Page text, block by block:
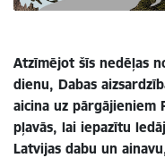
Atzīmējot šīs nedēļas
dienu, Dabas
aicina uz pārgājieniem
pļavās, lai iepazītu
Latvijas dabu un